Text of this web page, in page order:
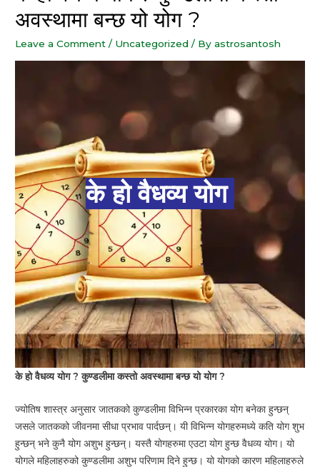
अवस्थामा बन्छ यो योग ?
Leave a Comment / Uncategorized / Byastrosantosh
के हो वैधव्य योग
के हो वैधव्य योग ? कुण्डलीमा कस्तो अवस्थामा बन्छ यो योग ?
ज्योतिष शास्त्र अनुसार जातकको कुण्डलीमा विभिन्न प्रकारका योग बनेका हुन्छन्
जसले जातकको जीवनमा सीधा प्रभाव पार्दछन्। यी विभिन्न योगहरुमध्ये कति योग शुभ
हुन्छन् भने कुनै योग अशुभ हुन्छन्। यस्तै योगहरुमा एउटा योग हुन्छ वैधव्य योग। यो
योगले महिलाहरुको कुण्डलीमा अशुभ परिणाम दिने हुन्छ। यो योगको कारण महिलाहरुले